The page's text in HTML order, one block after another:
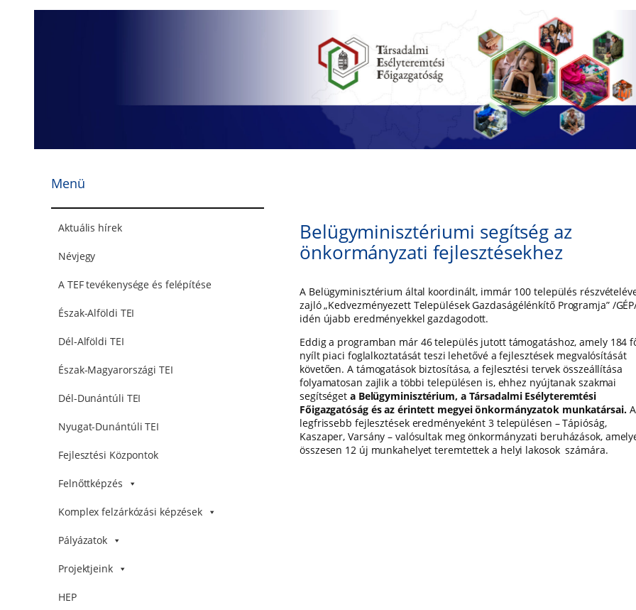
Menü
Aktuális hírek
Névjegy
A TEF tevékenysége és felépítése
Észak-Alföldi TEI
Dél-Alföldi TEI
Észak-Magyarországi TEI
Dél-Dunántúli TEI
Nyugat-Dunántúli TEI
Fejlesztési Központok
Felnőttképzés
Komplex felzárkózási képzések
Pályázatok
Projektjeink
HEP
Belügyminisztériumi segítség az
önkormányzati fejlesztésekhez
A Belügyminisztérium által koordinált, immár 100 település
zajló „Kedvezményezett Települések Gazdaságélénkítő Programja” /
idén újabb eredményekkel gazdagodott.
Eddig a programban már 46 település jutott támogatáshoz, amely 184
nyílt piaci foglalkoztatását teszi lehetővé a fejlesztések megvalósítását
követően. A támogatások biztosítása, a fejlesztési tervek összeállítása
folyamatosan zajlik a többi településen is, ehhez nyújtanak szakmai
segítséget a Belügyminisztérium, a Társadalmi Esélyteremtési
Főigazgatóság és az érintett megyei önkormányzatok munkatársai.A
legfrissebb fejlesztések eredményeként 3 településen – Tápióság,
Kaszaper, Varsány – valósultak meg önkormányzati beruházások,
összesen 12 új munkahelyet teremtettek a helyi lakosok számára.